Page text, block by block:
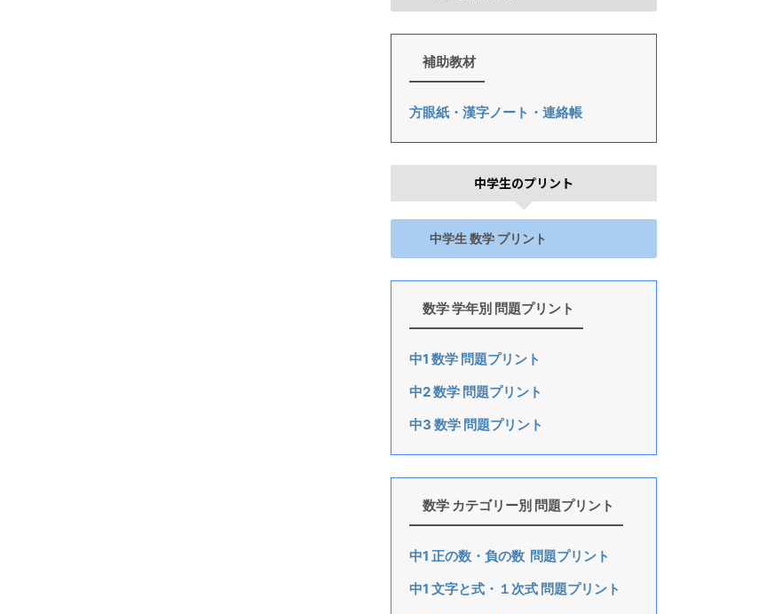
補助教材
方眼紙・漢字ノート・連絡帳
中学生のプリント
中学生 数学 プリント
数学 学年別 問題プリント
中1 数学 問題プリント
中2 数学 問題プリント
中3 数学 問題プリント
数学 カテゴリー別 問題プリント
中1 正の数・負の数 問題プリント
中1 文字と式・１次式 問題プリント